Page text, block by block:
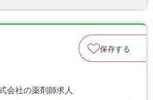
保存する
社の薬剤師求人